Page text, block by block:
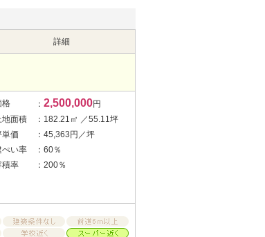
詳細
格 ： 2,500,000円
地面積
：182.21㎡ ／55.11坪
単価
：45,363円／坪
ぺい率
：60％
積率
：200％